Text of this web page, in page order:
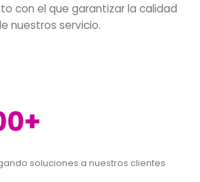
con el que garantizar la calidad
nuestros servicio.
soluciones a nuestros clientes